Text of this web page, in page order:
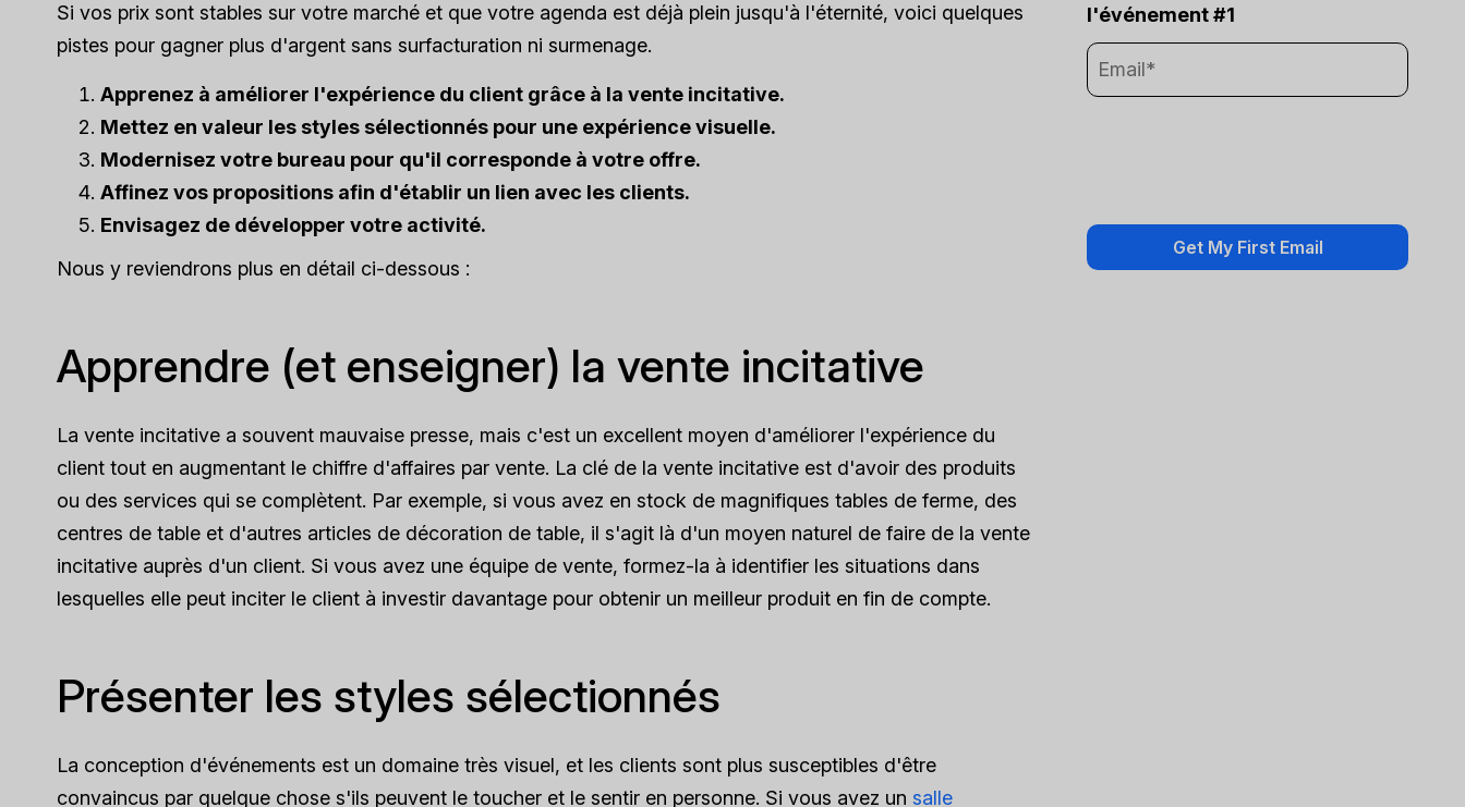
Si vos prix sont stables sur votre marché et que votre agenda est déjà plein jusqu'à l'éternité, voici quelques
pistes pour gagner plus d'argent sans surfacturation ni surmenage.
Apprenez à améliorer l'expérience du client grâce à la vente incitative.
Mettez en valeur les styles sélectionnés pour une expérience visuelle.
Modernisez votre bureau pour qu'il corresponde à votre offre.
Affinez vos propositions afin d'établir un lien avec les clients.
Envisagez de développer votre activité.
Nous y reviendrons plus en détail ci-dessous :
Apprendre (et enseigner) la vente incitative
La vente incitative a souvent mauvaise presse, mais c'est un excellent moyen d'améliorer l'expérience du
client tout en augmentant le chiffre d'affaires par vente. La clé de la vente incitative est d'avoir des produits
ou des services qui se complètent. Par exemple, si vous avez en stock de magnifiques tables de ferme, des
centres de table et d'autres articles de décoration de table, il s'agit là d'un moyen naturel de faire de la vente
incitative auprès d'un client. Si vous avez une équipe de vente, formez-la à identifier les situations dans
lesquelles elle peut inciter le client à investir davantage pour obtenir un meilleur produit en fin de compte.
Présenter les styles sélectionnés
La conception d'événements est un domaine très visuel, et les clients sont plus susceptibles d'être
convaincus par quelque chose s'ils peuvent le toucher et le sentir en personne. Si vous avez un salle
l'événement #1